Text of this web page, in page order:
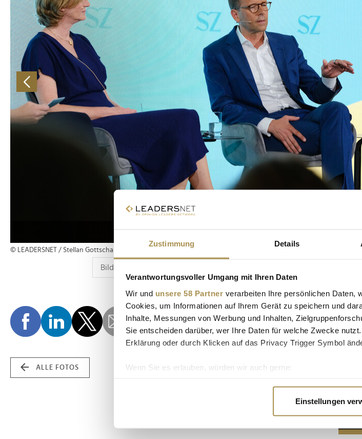
Zustimmung Details
Verantwortungsvoller Umgang mit Ihren Daten
Wir und unsere 58 Partner verarbeiten Ihre persönlichen Daten,
Cookies, um Informationen auf Ihrem Gerät zu speichern und
Inhalte, Messungen von Werbung und Inhalten,
Sie entscheiden darüber, wer Ihre Daten für welche Zwecke
Erklärung oder durch Klicken auf das Privacy Trigger Symbol
Wenn Sie es erlauben, würden wir auch gerne:
Erfahren Sie mehr darüber, wie Ihre persönlichen Daten
Einstellungen
© LEADERSNET / Stellan Gottschalk
ALLE FOTOS